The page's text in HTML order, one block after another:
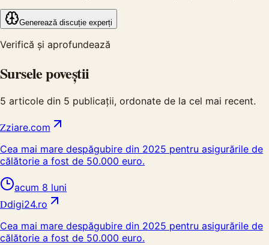
Generează discuție experți
Verifică și aprofundează
Sursele poveștii
5 articole din 5 publicații, ordonate de la cel mai recent.
Zziare.com
Cea mai mare despăgubire din 2025 pentru asigurările de
călătorie a fost de 50.000 euro.
acum 8 luni
Ddigi24.ro
Cea mai mare despăgubire din 2025 pentru asigurările de
călătorie a fost de 50.000 euro.